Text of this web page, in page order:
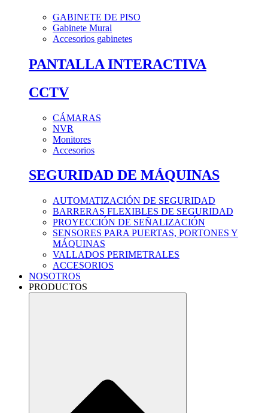
GABINETE DE PISO
Gabinete Mural
Accesorios gabinetes
PANTALLA INTERACTIVA
CCTV
CÁMARAS
NVR
Monitores
Accesorios
SEGURIDAD DE MÁQUINAS
AUTOMATIZACIÓN DE SEGURIDAD
BARRERAS FLEXIBLES DE SEGURIDAD
PROYECCIÓN DE SEÑALIZACIÓN
SENSORES PARA PUERTAS, PORTONES Y
MÁQUINAS
VALLADOS PERIMETRALES
ACCESORIOS
NOSOTROS
PRODUCTOS